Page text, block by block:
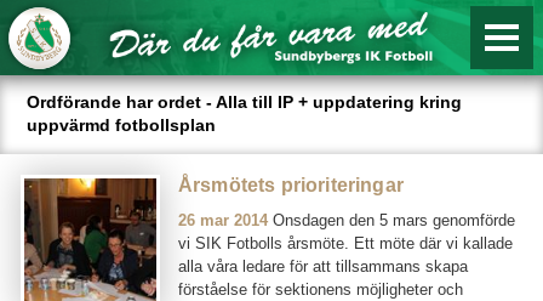
Ordförande har ordet - Alla till IP + uppdatering kring
uppvärmd fotbollsplan
Årsmötets prioriteringar
26 mar 2014 Onsdagen den 5 mars genomförde
vi SIK Fotbolls årsmöte. Ett möte där vi kallade
alla våra ledare för att tillsammans skapa
förståelse för sektionens möjligheter och